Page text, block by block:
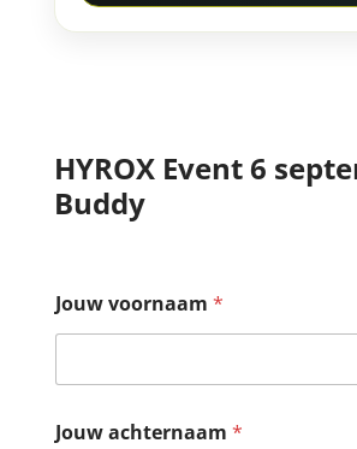
HYROX Event 6
Buddy
Jouw voornaam *
Jouw achternaam *